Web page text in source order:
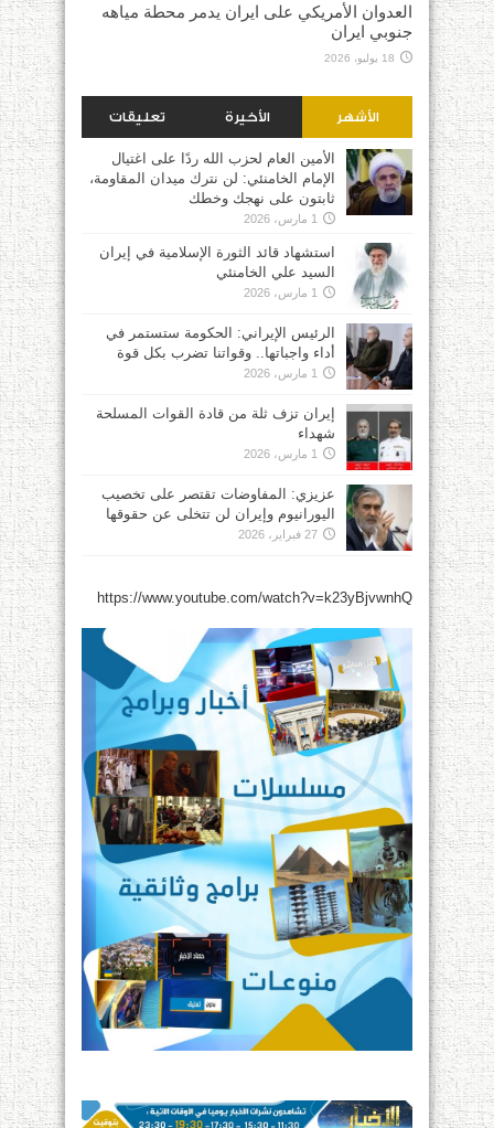
العدوان الأمريكي على ايران يدمر محطة مياهه
جنوبي ايران
18 يوليو، 2026
الأشهر الأخيرة تعليقات
الأمين العام لحزب الله ردًا على اغتيال
الإمام الخامنئي: لن نترك ميدان المقاومة،
ثابتون على نهجك وخطك
1 مارس، 2026
استشهاد قائد الثورة الإسلامية في إيران
السيد علي الخامنئي
1 مارس، 2026
الرئيس الإيراني: الحكومة ستستمر في
أداء واجباتها.. وقواتنا تضرب بكل قوة
1 مارس، 2026
إيران تزف ثلة من قادة القوات المسلحة
شهداء
1 مارس، 2026
عزيزي: المفاوضات تقتصر على تخصيب
اليورانيوم وإيران لن تتخلى عن حقوقها
27 فبراير، 2026
https://www.youtube.com/watch?v=k23yBjvwnhQ